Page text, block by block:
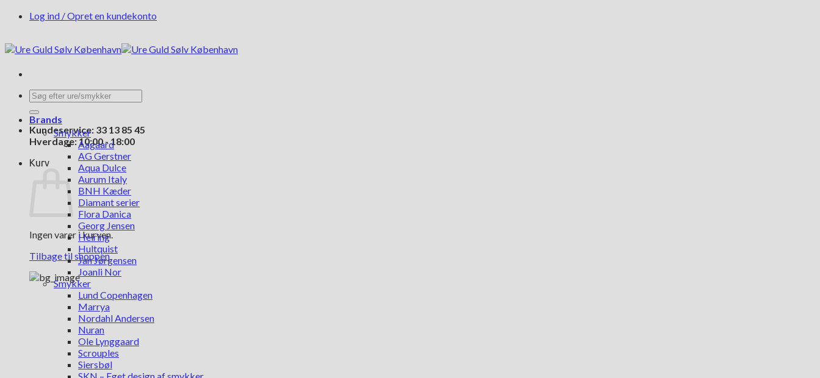
FortsætLog ind / Opret en kundekonto
Søg
efter:
Kundeservice: 33 13 85 45
Hverdage: 10:00 - 18:00
Kurv
Ingen varer i kurven.
Tilbage til shoppen
Brands
Smykker
Aagaard
AG Gerstner
Aqua Dulce
Aurum Italy
BNH Kæder
Diamant serier
Flora Danica
Georg Jensen
Heiring
Hultquist
Jan Jørgensen
Joanli Nor
Smykker
Lund Copenhagen
Marrya
Nordahl Andersen
Nuran
Ole Lynggaard
Scrouples
Siersbøl